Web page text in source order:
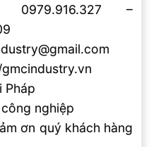
–
Pháp
nghiệp
ơn quý khách hàng